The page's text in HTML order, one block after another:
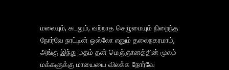
மலையும், கடலும், வற்றாத செழுமையும் நிறைந்த
நோர்வே நாட்டின் ஒஸ்லோ எனும் தலைநகரமாம்,
அங்கு இந்து மதம் தன் மெஞ்ஞானத்தின் மூலம்
மக்களுக்கு மாயையை விலக்க நோர்வே